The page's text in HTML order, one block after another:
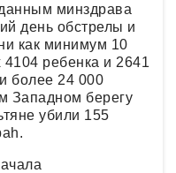
минздрава
день обстрелы и
как минимум 10
4104 ребенка и 2641
более 24 000
Западном берегу
убили 155